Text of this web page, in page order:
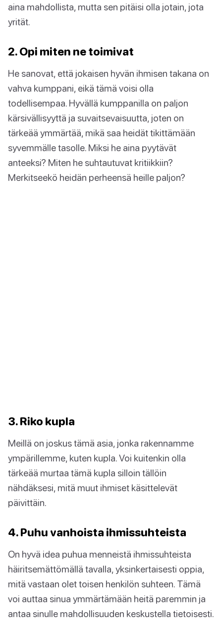
aina mahdollista, mutta sen pitäisi olla jotain, jota
yrität.
2. Opi miten ne toimivat
He sanovat, että jokaisen hyvän ihmisen takana on
vahva kumppani, eikä tämä voisi olla
todellisempaa. Hyvällä kumppanilla on paljon
kärsivällisyyttä ja suvaitsevaisuutta, joten on
tärkeää ymmärtää, mikä saa heidät tikittämään
syvemmälle tasolle. Miksi he aina pyytävät
anteeksi? Miten he suhtautuvat kritiikkiin?
Merkitseekö heidän perheensä heille paljon?
3. Riko kupla
Meillä on joskus tämä asia, jonka rakennamme
ympärillemme, kuten kupla. Voi kuitenkin olla
tärkeää murtaa tämä kupla silloin tällöin
nähdäksesi, mitä muut ihmiset käsittelevät
päivittäin.
4. Puhu vanhoista ihmissuhteista
On hyvä idea puhua menneistä ihmissuhteista
häiritsemättömällä tavalla, yksinkertaisesti oppia,
mitä vastaan olet toisen henkilön suhteen. Tämä
voi auttaa sinua ymmärtämään heitä paremmin ja
antaa sinulle mahdollisuuden keskustella tietoisesti.